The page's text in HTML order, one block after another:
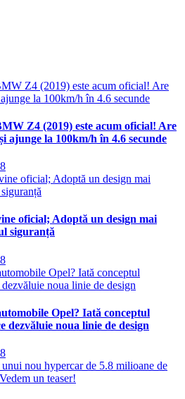
Z4 (2019) este acum oficial! Are
ajunge la 100km/h în 4.6 secunde
oficial; Adoptă un design mai
siguranță
Opel? Iată conceptul
dezvăluie noua linie de design